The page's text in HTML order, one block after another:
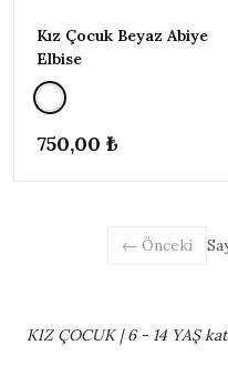
Kız Çocuk Beyaz Abiye
Elbise
750,00 ₺
← Önceki
KIZ ÇOCUK | 6 - 14 YAŞ